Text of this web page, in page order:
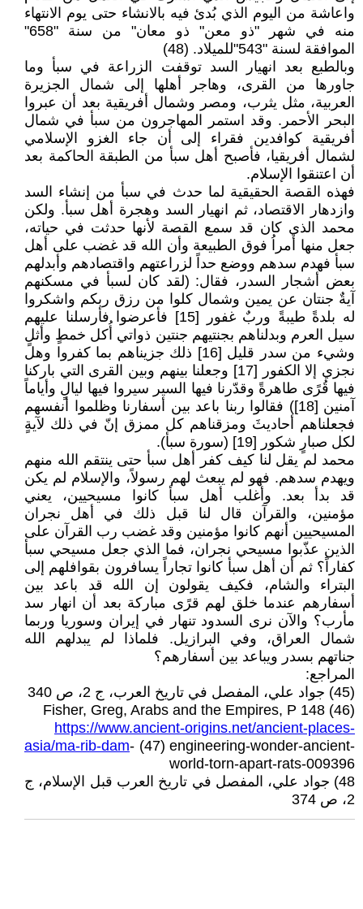
واعاشة من اليوم الذي بُدئ فيه بالانشاء حتى يوم الانتهاء
منه في شهر "ذو معن" ذو معان" من سنة "658"
الموافقة لسنة "543"للميلاد. (48)
وبالطبع بعد انهيار السد توقفت الزراعة في سبأ وما
جاورها من القرى، وهاجر أهلها إلى شمال الجزيرة
العربية، مثل يثرب، ومصر وشمال أفريقية بعد أن عبروا
البحر الأحمر. وقد استمر المهاجرون من سبأ في شمال
أفريقية كوافدين فقراء إلى أن جاء الغزو الإسلامي
لشمال أفريقيا، فأصبح أهل سبأ من الطبقة الحاكمة بعد
أن اعتنقوا الإسلام.
فهذه القصة الحقيقية لما حدث في سبأ من إنشاء السد
وازدهار الاقتصاد، ثم انهيار السد وهجرة أهل سبأ. ولكن
محمد الذي كان قد سمع القصة لأنها حدثت في حياته،
جعل منها أمراُ فوق الطبيعة وأن الله قد غضب على أهل
سبأ فهدم سدهم ووضع حداً لزراعتهم واقتصادهم وأبدلهم
بعض أشجار السدر، فقال: (لقد كان لسبأ في مسكنهم
آيةٌ جنتان عن يمين وشمال كلوا من رزق ربكم واشكروا
له بلدةً طيبةً وربٌ غفور [15] فأعرضوا فأرسلنا عليهم
سيل العرم وبدلناهم بجنتيهم جنتين ذواتي أُكل خمطٍ وأثلٍ
وشيء من سدر قليل [16] ذلك جزيناهم بما كفروا وهل
نجزي إلا الكفور [17] وجعلنا بينهم وبين القرى التي باركنا
فيها قُرًى طاهرةً وقدّرنا فيها السير سيروا فيها ليالٍ وأياماً
آمنين [18]) فقالوا ربنا باعد بين أسفارنا وظلموا أنفسهم
فجعلناهم أحاديثَ ومزقناهم كل ممزق إنّ في ذلك لآيةٍ
لكل صبارٍ شكور [19] (سورة سبأ).
محمد لم يقل لنا كيف كفر أهل سبأ حتى ينتقم الله منهم
ويهدم سدهم. فهو لم يبعث لهم رسولاً، والإسلام لم يكن
قد بدأ بعد. وأغلب أهل سبأ كانوا مسيحيين، يعني
مؤمنين، والقرآن قال لنا قبل ذلك في أهل نجران
المسيحيين أنهم كانوا مؤمنين وقد غضب رب القرآن على
الذين عذّبوا مسيحي نجران، فما الذي جعل مسيحي سبأ
كفاراً؟ ثم أن أهل سبأ كانوا تجاراً يسافرون بقوافلهم إلى
البتراء والشام، فكيف يقولون إن الله قد باعد بين
أسفارهم عندما خلق لهم قرًى مباركة بعد أن انهار سد
مأرب؟ والآن نرى السدود تنهار في إيران وسوريا وربما
شمال العراق، وفي البرازيل. فلماذا لم يبدلهم الله
جناتهم بسدر ويباعد بين أسفارهم؟
المراجع:
(45) جواد علي، المفصل في تاريخ العرب، ج 2، ص 340
Fisher, Greg, Arabs and the Empires, P 148 (46)
https://www.ancient-origins.net/ancient-places-
asia/ma-rib-dam- (47) engineering-wonder-ancient-
world-torn-apart-rats-009396
48) جواد علي، المفصل في تاريخ العرب قبل الإسلام، ج
2، ص 374